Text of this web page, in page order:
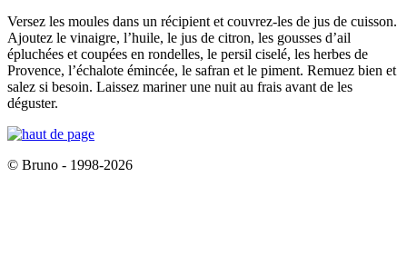
Versez les moules dans un récipient et couvrez-les de jus de cuisson.
Ajoutez le vinaigre, l’huile, le jus de citron, les gousses d’ail
épluchées et coupées en rondelles, le persil ciselé, les herbes de
Provence, l’échalote émincée, le safran et le piment. Remuez bien et
salez si besoin. Laissez mariner une nuit au frais avant de les
déguster.
© Bruno - 1998-2026